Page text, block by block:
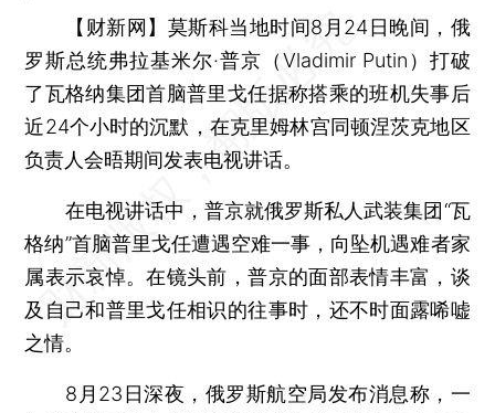
【财新网】 莫斯科当地时间8月24日晚间，俄
罗斯总统弗拉基米尔·普京（Vladimir Putin）打破
了瓦格纳集团首脑普里戈任据称搭乘的班机失事后
近24个小时的沉默，在克里姆林宫同顿涅茨克地区
负责人会晤期间发表电视讲话。
在电视讲话中，普京就俄罗斯私人武装集团“瓦
格纳”首脑普里戈任遭遇空难一事，向坠机遇难者家
属表示哀悼。在镜头前，普京的面部表情丰富，谈
及自己和普里戈任相识的往事时，还不时面露唏嘘
之情。
8月23日深夜，俄罗斯航空局发布消息称，一